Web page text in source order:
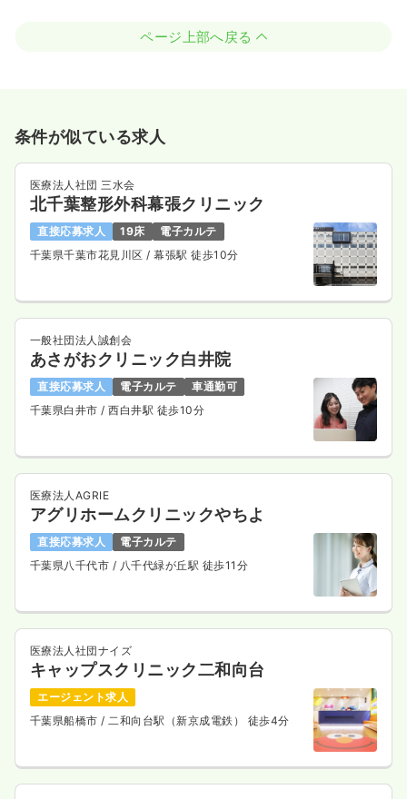
ページ上部へ戻る
条件が似ている求人
医療法人社団 三水会
北千葉整形外科幕張クリニック
直接応募求人 19床
電子カルテ
千葉県千葉市花見川区/ 幕張駅 徒歩10分
一般社団法人誠創会
あさがおクリニック白井院
直接応募求人 電子カルテ
車通勤可
千葉県白井市/ 西白井駅 徒歩10分
医療法人AGRIE
アグリホームクリニックやちよ
直接応募求人
電子カルテ
千葉県八千代市 / 八千代緑が丘駅 徒歩11分
医療法人社団ナイズ
キャップスクリニック二和向台
エージェント求人
千葉県船橋市/ 二和向台駅（新京成電鉄） 徒歩4分